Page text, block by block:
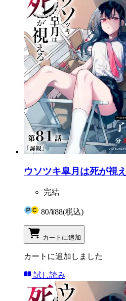
ウソツキ皐月は死が視
完結
80/¥88(税込)
カートに追加
カートに追加しました
試し読み